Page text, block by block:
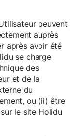
peuvent
auprès
après avoir été
se charge
des
et de la
du
ou (ii) être
le site Holidu